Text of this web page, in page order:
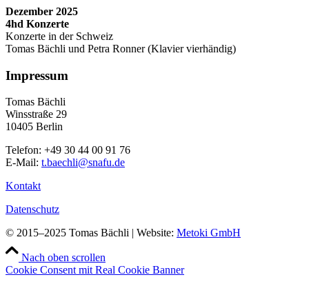
Dezember 2025
4hd Konzerte
Konzerte in der Schweiz
Tomas Bächli und Petra Ronner (Klavier vierhändig)
Impressum
Tomas Bächli
Winsstraße 29
10405 Berlin
Telefon: +49 30 44 00 91 76
E-Mail: t.baechli@snafu.de
Kontakt
Datenschutz
© 2015–2025 Tomas Bächli | Website: Metoki GmbH
Nach oben scrollen
Cookie Consent mit Real Cookie Banner